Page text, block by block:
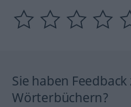
Sie haben
Wörterbüchern?